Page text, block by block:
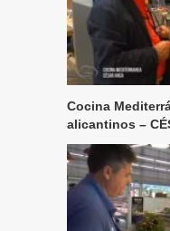
Cocina
alicantinos –